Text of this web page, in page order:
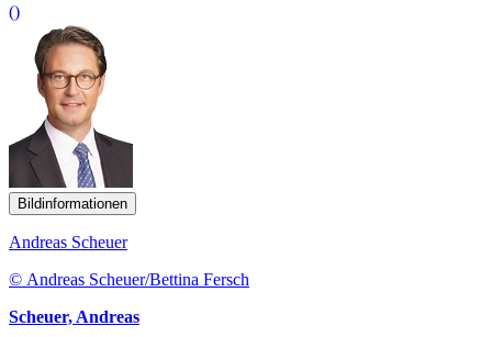
()
Bildinformationen
Andreas Scheuer
© Andreas Scheuer/Bettina Fersch
Scheuer, Andreas